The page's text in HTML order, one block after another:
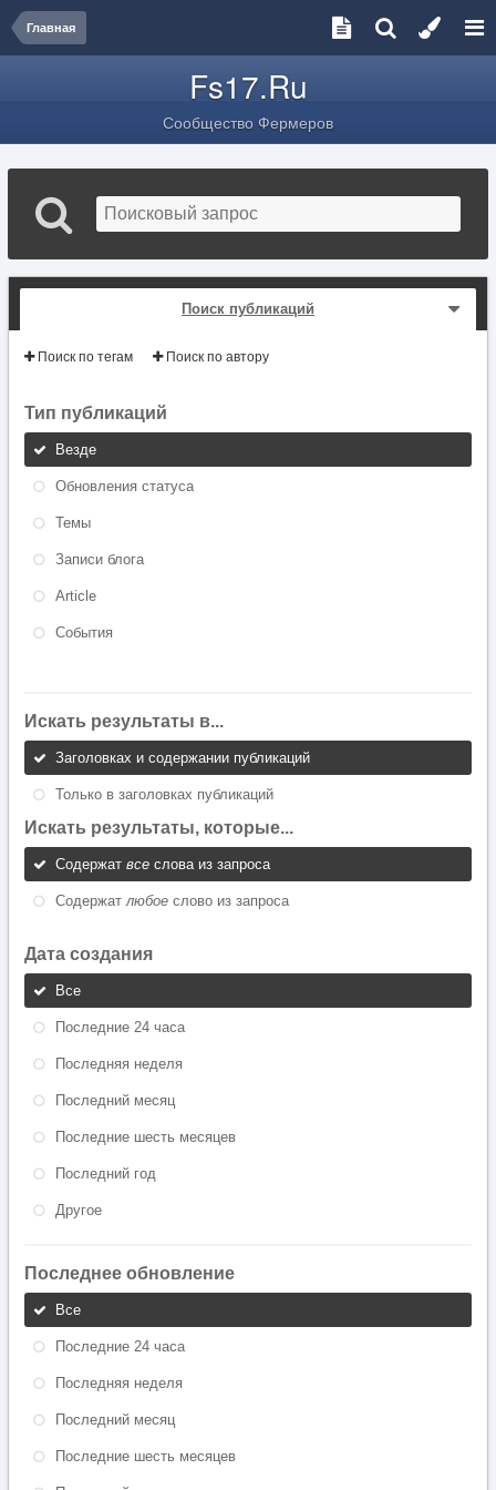
Главная
Fs17.Ru
Сообщество Фермеров
Поиск публикаций
Поиск по тегам Поиск по автору
Тип публикаций
Везде
Обновления статуса
Темы
Записи блога
Article
События
Искать результаты в...
Заголовках и содержании публикаций
Только в заголовках публикаций
Искать результаты, которые...
Содержат все слова из запроса
Содержатлюбое слово из запроса
Дата создания
Все
Последние 24 часа
Последняя неделя
Последний месяц
Последние шесть месяцев
Последний год
Другое
Последнее обновление
Все
Последние 24 часа
Последняя неделя
Последний месяц
Последние шесть месяцев